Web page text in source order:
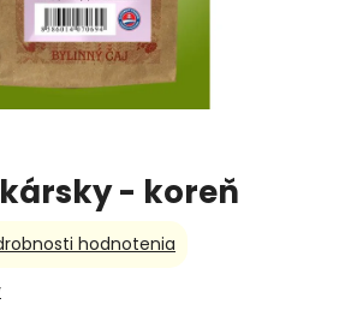
- koreň
hodnotenia